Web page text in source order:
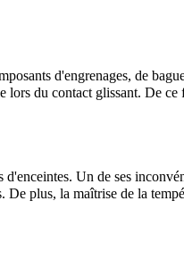
d'engrenages, de
lors du contact glissant. De
Un de ses
plus, la maîtrise de la